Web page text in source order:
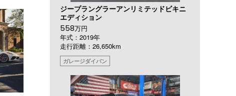
ジープラングラーアンリミテッドビキニ
エディション
558万円
年式：2019年
走行距離：26,650km
ガレージダイバン